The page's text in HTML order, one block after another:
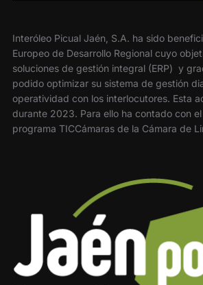
Interóleo Picual Jaén, S.A. ha sido
Europeo de Desarrollo Regional cuyo
soluciones de gestión integral (ERP) y
podido optimizar su sistema de gestión
operatividad con los interlocutores. Esta
durante 2023. Para ello ha contado con
programa TICCámaras de la Cámara de